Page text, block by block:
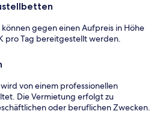
gegen einen Aufpreis in Höhe
pro Tag bereitgestellt werden.
von einem professionellen
Die Vermietung erfolgt zu
oder beruflichen Zwecken.